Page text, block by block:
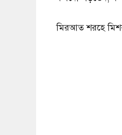
মিরআত শরহে